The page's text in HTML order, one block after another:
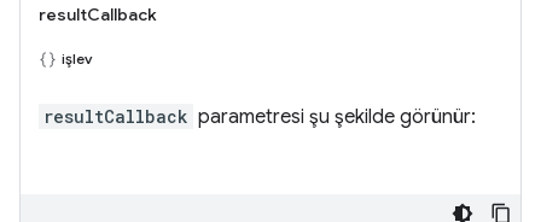
resultCallback
işlev
resultCallback parametresi şu şekilde görünür: